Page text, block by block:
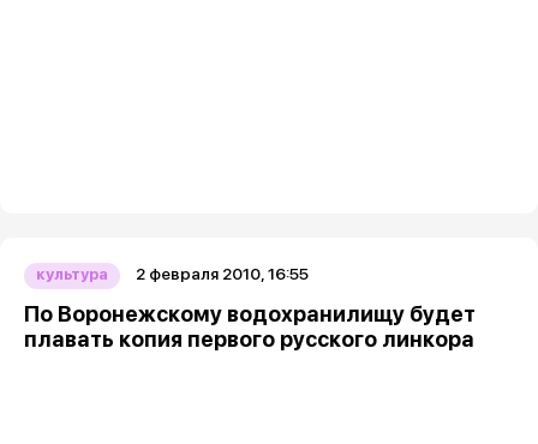
культура 2 февраля 2010, 16:55
По Воронежскому водохранилищу будет
плавать копия первого русского линкора